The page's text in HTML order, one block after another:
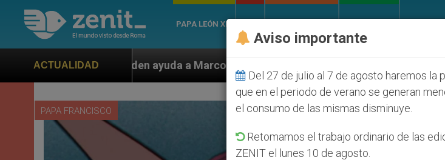
PAPA LEÓN XIV
ACTUALIDAD
a Marco Rubio ante persecución de colonos judíos que afecta a cristianos (y no sólo)
PAPA FRANCISCO
Aviso importante
Del 27 de julio al 7 de agosto haremos la
que en el periodo de verano se generan
el consumo de las mismas disminuye.
Retomamos el trabajo ordinario de las
ZENIT el lunes 10 de agosto.